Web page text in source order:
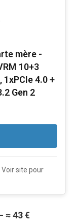
mère -
10+3
1xPCIe 4.0 +
Gen 2
site pour
≈ 43 €